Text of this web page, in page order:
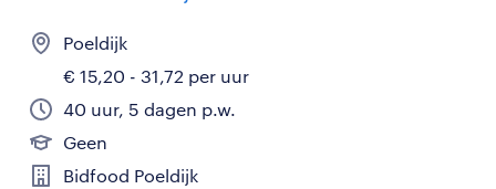
Poeldijk
€ 15,20 - 31,72 per uur
40 uur, 5 dagen p.w.
Geen
Bidfood Poeldijk